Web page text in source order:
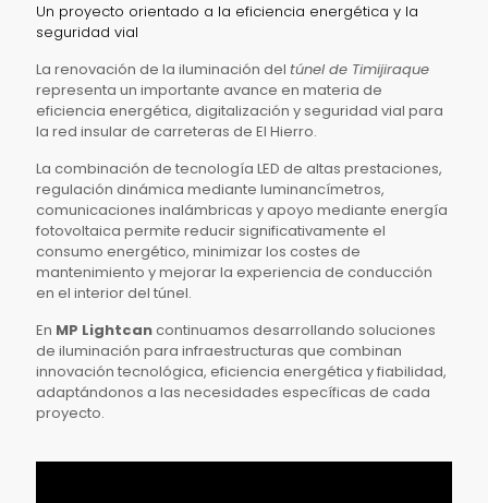
Un proyecto orientado a la eficiencia energética y la
seguridad vial
La renovación de la iluminación del túnel de Timijiraque
representa un importante avance en materia de
eficiencia energética, digitalización y seguridad vial para
la red insular de carreteras de El Hierro.
La combinación de tecnología LED de altas prestaciones,
regulación dinámica mediante luminancímetros,
comunicaciones inalámbricas y apoyo mediante energía
fotovoltaica permite reducir significativamente el
consumo energético, minimizar los costes de
mantenimiento y mejorar la experiencia de conducción
en el interior del túnel.
En MP Lightcancontinuamos desarrollando soluciones
de iluminación para infraestructuras que combinan
innovación tecnológica, eficiencia energética y fiabilidad,
adaptándonos a las necesidades específicas de cada
proyecto.